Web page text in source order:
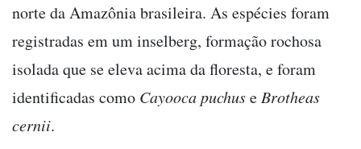
norte da Amazônia brasileira. As espécies foram
registradas em um inselberg, formação rochosa
isolada que se eleva acima da floresta, e foram
identificadas como Cayooca puchuseBrotheas
cernii.